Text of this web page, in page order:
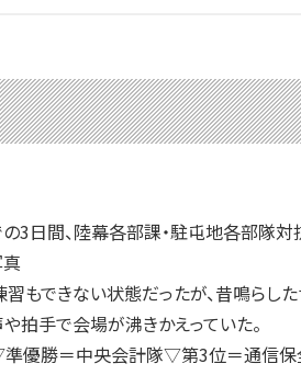
日間、陸幕各部課・駐屯地各部隊対
もできない状態だったが、昔鳴らし
拍手で会場が沸きかえっていた。
勝＝中央会計隊▽第3位＝通信保